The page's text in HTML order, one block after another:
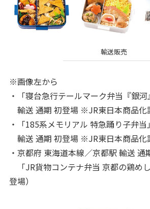
輸送販売
※画像左から
・「寝台急行テールマーク弁当『銀
輸送 通期 初登場 ※JR東日本商品化
・「185系メモリアル 特急踊り子弁
輸送 通期 初登場 ※JR東日本商品化
・京都府 東海道本線／京都駅 輸送 通
「JR貨物コンテナ弁当 京都の鶏め
登場）